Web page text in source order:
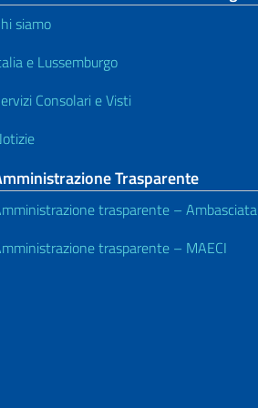
siamo
e Lussemburgo
Consolari e Visti
Trasparente
trasparente – Ambasciata
trasparente – MAECI